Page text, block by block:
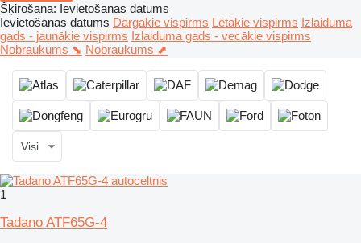
Šķirošana: Ievietošanas datums
Ievietošanas datums Dārgākie vispirms Lētākie vispirms Izlaiduma
gads - jaunākie vispirms Izlaiduma gads - vecākie vispirms
Nobraukums ⬊ Nobraukums ⬈
Visi
1
Tadano ATF65G-4